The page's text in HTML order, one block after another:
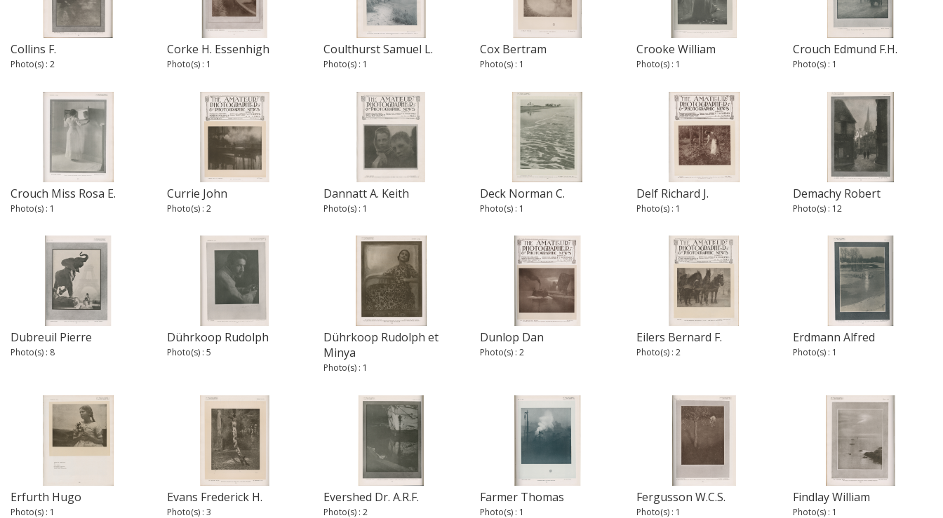
Collins F.
Photo(s) : 2
Corke H. Essenhigh
Photo(s) : 1
Coulthurst Samuel L.
Photo(s) : 1
Cox Bertram
Photo(s) : 1
Crooke William
Photo(s) : 1
Crouch Edmund F.H.
Photo(s) : 1
Crouch Miss Rosa E.
Photo(s) : 1
Currie John
Photo(s) : 2
Dannatt A. Keith
Photo(s) : 1
Deck Norman C.
Photo(s) : 1
Delf Richard J.
Photo(s) : 1
Demachy Robert
Photo(s) : 12
Dubreuil Pierre
Photo(s) : 8
Dührkoop Rudolph
Photo(s) : 5
Dührkoop Rudolph et
Minya
Photo(s) : 1
Dunlop Dan
Photo(s) : 2
Eilers Bernard F.
Photo(s) : 2
Erdmann Alfred
Photo(s) : 1
Erfurth Hugo
Photo(s) : 1
Evans Frederick H.
Photo(s) : 3
Evershed Dr. A.R.F.
Photo(s) : 2
Farmer Thomas
Photo(s) : 1
Fergusson W.C.S.
Photo(s) : 1
Findlay William
Photo(s) : 1